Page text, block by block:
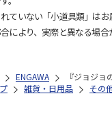
ていない「小道具類」はお
により、実際と異なる場合
ENGAWA
『ジョジ
雑貨・日用品 その